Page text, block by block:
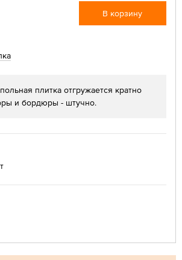
В корзину
плитка отгружается кратно
и бордюры - штучно.